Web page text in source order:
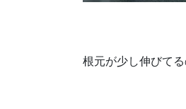
根元が少し伸びて